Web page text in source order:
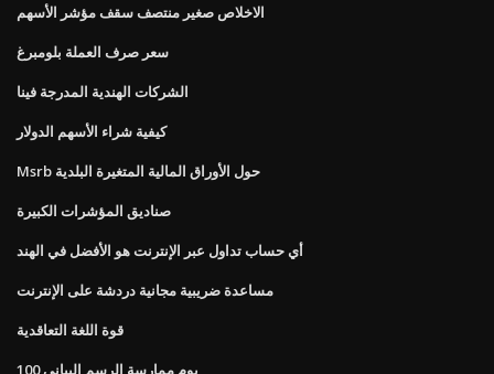
الاخلاص صغير منتصف سقف مؤشر الأسهم
سعر صرف العملة بلومبرغ
الشركات الهندية المدرجة فينا
كيفية شراء الأسهم الدولار
Msrb حول الأوراق المالية المتغيرة البلدية
صناديق المؤشرات الكبيرة
أي حساب تداول عبر الإنترنت هو الأفضل في الهند
مساعدة ضريبية مجانية دردشة على الإنترنت
قوة اللغة التعاقدية
100 يوم ممارسة الرسم البياني